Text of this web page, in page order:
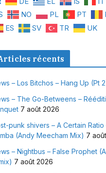
NO PL PT
ES
SV TR UK
récents
– Los Bitchos – Hang Up (Pt
– The Go-Betweens –
7 août 2026
punk shivers – A Certain Ratio
(Andy Meecham Mix) 7
– Nightbus – False Prophet
7 août 2026